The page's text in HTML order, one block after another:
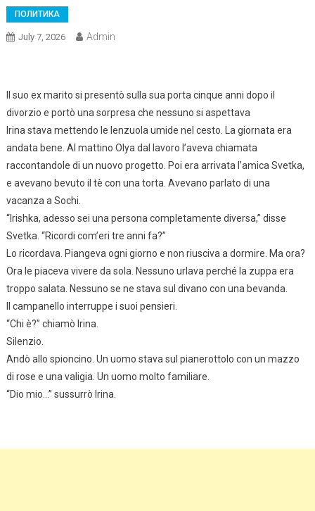
ПОЛИТИКА
July 7, 2026 Admin
Il suo ex marito si presentò sulla sua porta cinque anni dopo il
divorzio e portò una sorpresa che nessuno si aspettava
Irina stava mettendo le lenzuola umide nel cesto. La giornata era
andata bene. Al mattino Olya dal lavoro l’aveva chiamata
raccontandole di un nuovo progetto. Poi era arrivata l’amica Svetka,
e avevano bevuto il tè con una torta. Avevano parlato di una
vacanza a Sochi.
“Irishka, adesso sei una persona completamente diversa,” disse
Svetka. “Ricordi com’eri tre anni fa?”
Lo ricordava. Piangeva ogni giorno e non riusciva a dormire. Ma ora?
Ora le piaceva vivere da sola. Nessuno urlava perché la zuppa era
troppo salata. Nessuno se ne stava sul divano con una bevanda.
Il campanello interruppe i suoi pensieri.
“Chi è?” chiamò Irina.
Silenzio.
Andò allo spioncino. Un uomo stava sul pianerottolo con un mazzo
di rose e una valigia. Un uomo molto familiare.
“Dio mio…” sussurrò Irina.